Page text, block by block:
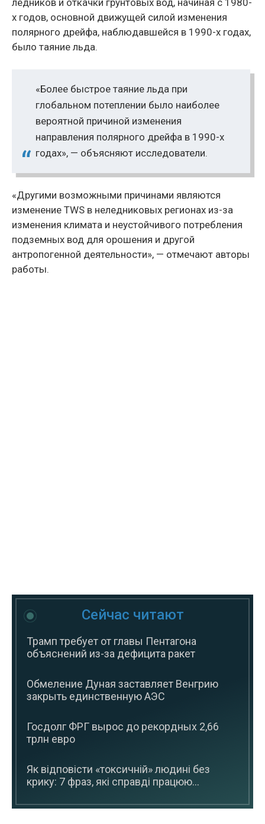
ледников и откачки грунтовых вод, начиная с 1980-
х годов, основной движущей силой изменения
полярного дрейфа, наблюдавшейся в 1990-х годах,
было таяние льда.
«Более быстрое таяние льда при
глобальном потеплении было наиболее
вероятной причиной изменения
направления полярного дрейфа в 1990-х
годах», — объясняют исследователи.
«Другими возможными причинами являются
изменение TWS в неледниковых регионах из-за
изменения климата и неустойчивого потребления
подземных вод для орошения и другой
антропогенной деятельности», — отмечают авторы
работы.
Сейчас читают
Трамп требует от главы Пентагона
объяснений из-за дефицита ракет
Обмеление Дуная заставляет Венгрию
закрыть единственную АЭС
Госдолг ФРГ вырос до рекордных 2,66
трлн евро
Як відповісти «токсичній» людині без
крику: 7 фраз, які справді працюю...